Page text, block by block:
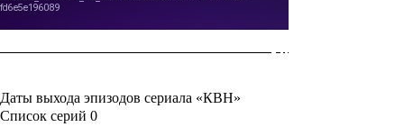
Даты выхода эпизодов сериала «КВН»
Список серий 0